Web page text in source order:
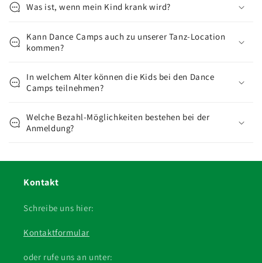
Was ist, wenn mein Kind krank wird?
Kann Dance Camps auch zu unserer Tanz-Location
kommen?
In welchem Alter können die Kids bei den Dance
Camps teilnehmen?
Welche Bezahl-Möglichkeiten bestehen bei der
Anmeldung?
Kontakt
Schreibe uns hier:
Kontaktformular
oder rufe uns an unter: